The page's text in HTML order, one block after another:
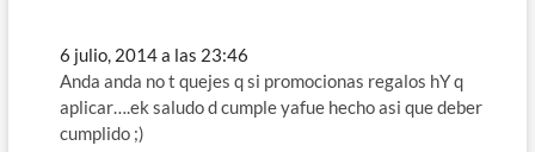
6 julio, 2014 a las 23:46
Anda anda no t quejes q si promocionas regalos hY q
aplicar….ek saludo d cumple yafue hecho asi que deber
cumplido ;)